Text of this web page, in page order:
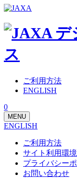
ご利用方法
ENGLISH
0
MENU
ENGLISH
ご利用方法
サイト利用環境
プライバシー
お問い合わせ